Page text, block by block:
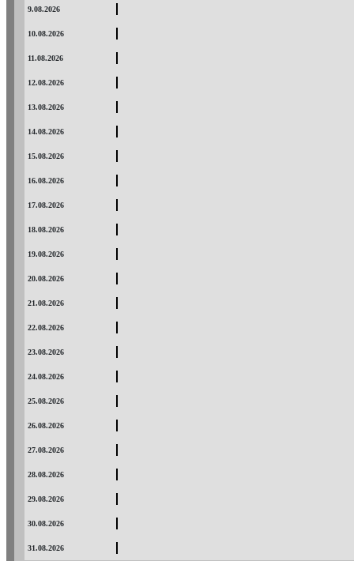
9.08.2026
10.08.2026
11.08.2026
12.08.2026
13.08.2026
14.08.2026
15.08.2026
16.08.2026
17.08.2026
18.08.2026
19.08.2026
20.08.2026
21.08.2026
22.08.2026
23.08.2026
24.08.2026
25.08.2026
26.08.2026
27.08.2026
28.08.2026
29.08.2026
30.08.2026
31.08.2026